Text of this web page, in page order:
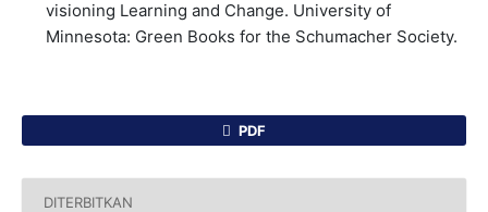
visioning Learning and Change. University of
Minnesota: Green Books for the Schumacher Society.
PDF
DITERBITKAN